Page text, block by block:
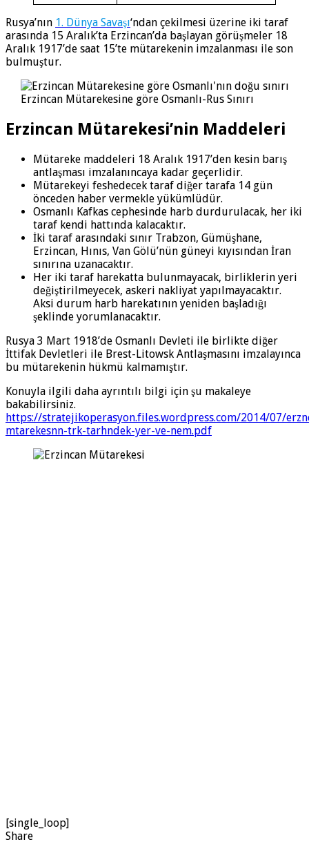
Rusya’nın 1. Dünya Savaşı‘ndan çekilmesi üzerine iki taraf
arasında 15 Aralık’ta Erzincan’da başlayan görüşmeler 18
Aralık 1917’de saat 15’te mütarekenin imzalanması ile son
bulmuştur.
Erzincan Mütarekesine göre Osmanlı-Rus Sınırı
Erzincan Mütarekesi’nin Maddeleri
Mütareke maddeleri 18 Aralık 1917’den kesin barış
antlaşması imzalanıncaya kadar geçerlidir.
Mütarekeyi feshedecek taraf diğer tarafa 14 gün
önceden haber vermekle yükümlüdür.
Osmanlı Kafkas cephesinde harb durdurulacak, her iki
taraf kendi hattında kalacaktır.
İki taraf arasındaki sınır Trabzon, Gümüşhane,
Erzincan, Hınıs, Van Gölü’nün güneyi kıyısından İran
sınırına uzanacaktır.
Her iki taraf harekatta bulunmayacak, birliklerin yeri
değiştirilmeyecek, askeri nakliyat yapılmayacaktır.
Aksi durum harb harekatının yeniden başladığı
şeklinde yorumlanacaktır.
Rusya 3 Mart 1918’de Osmanlı Devleti ile birlikte diğer
İttifak Devletleri ile Brest-Litowsk Antlaşmasını imzalayınca
bu mütarekenin hükmü kalmamıştır.
Konuyla ilgili daha ayrıntılı bilgi için şu makaleye
bakabilirsiniz.
https://stratejikoperasyon.files.wordpress.com/2014/07/
mtarekesnn-trk-tarhndek-yer-ve-nem.pdf
[single_loop]
Share